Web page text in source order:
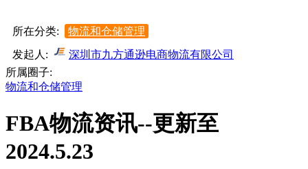
所在分类:
物流和仓储管理
发起人:
深圳市九方通逊电商物流有限公司
所属圈子:
物流和仓储管理
FBA物流资讯--更新至
2024.5.23